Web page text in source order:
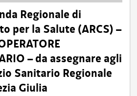
Regionale di
per la Salute (ARCS) –
– da assegnare agli
Sanitario Regionale
Giulia